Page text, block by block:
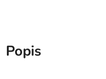
Popis